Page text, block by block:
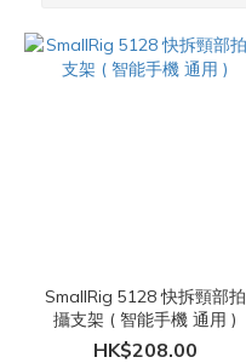
SmallRig 5128 快拆頸部拍
攝支架 ( 智能手機 通用 )
HK$208.00